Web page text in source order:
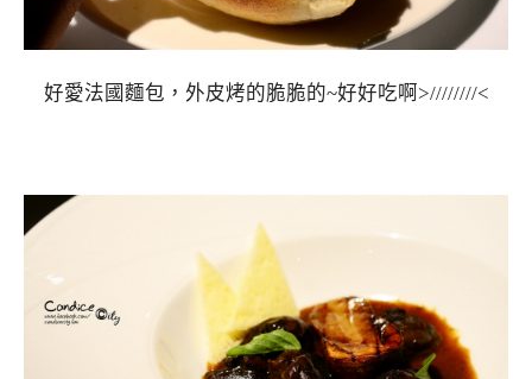
好愛法國麵包，外皮烤的脆脆的~好好吃啊>////////<